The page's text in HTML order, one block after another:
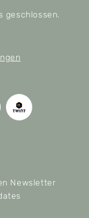
geschlossen.
Newsletter